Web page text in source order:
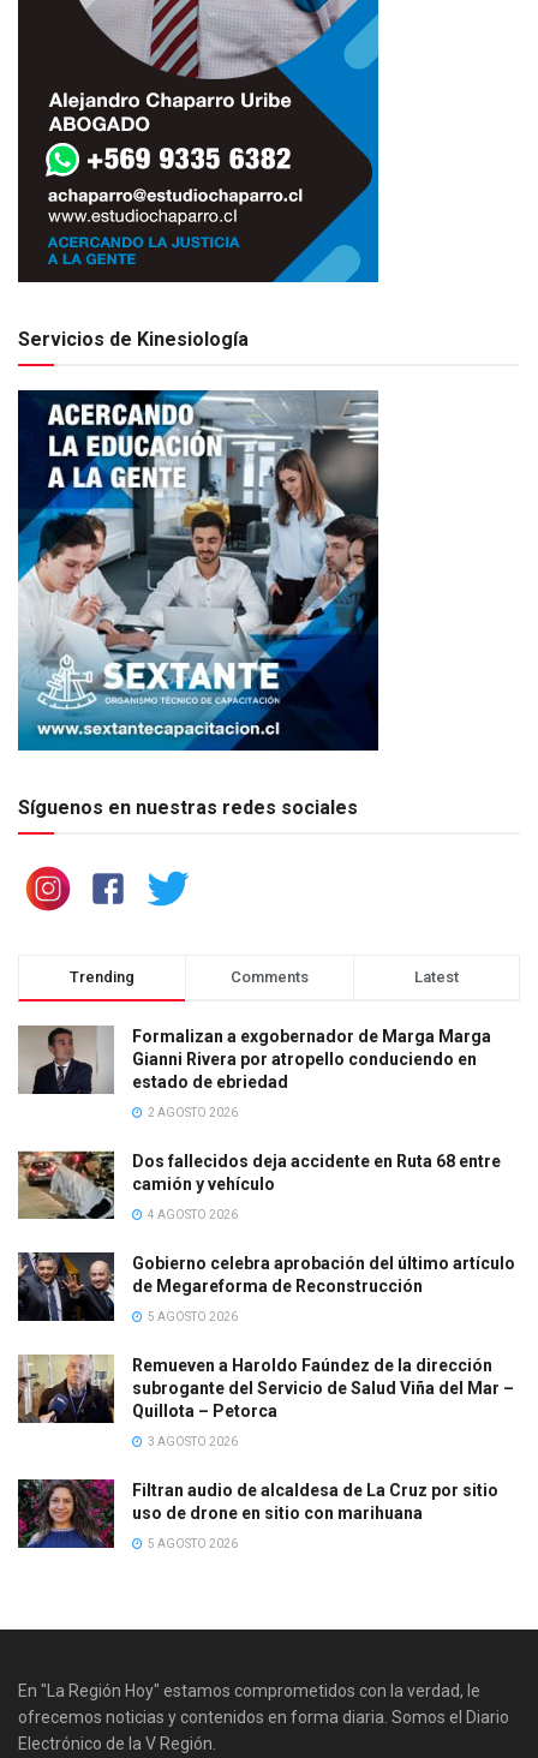
Servicios de Kinesiología
Síguenos en nuestras redes sociales
Trending Comments Latest
Formalizan a exgobernador de Marga Marga
Gianni Rivera por atropello conduciendo en
estado de ebriedad
2 AGOSTO 2026
Dos fallecidos deja accidente en Ruta 68 entre
camión y vehículo
4 AGOSTO 2026
Gobierno celebra aprobación del último artículo
de Megareforma de Reconstrucción
5 AGOSTO 2026
Remueven a Haroldo Faúndez de la dirección
subrogante del Servicio de Salud Viña del Mar –
Quillota – Petorca
3 AGOSTO 2026
Filtran audio de alcaldesa de La Cruz por sitio
uso de drone en sitio con marihuana
5 AGOSTO 2026
En "La Región Hoy" estamos comprometidos con la verdad, le
ofrecemos noticias y contenidos en forma diaria. Somos el Diario
Electrónico de la V Región.